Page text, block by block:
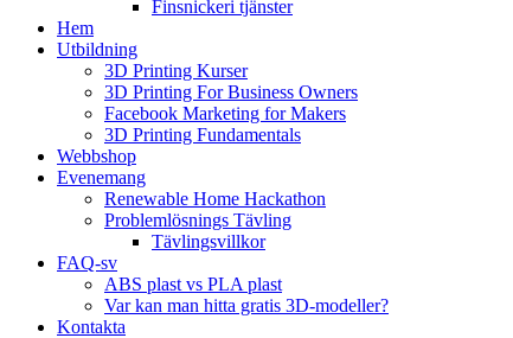
Finsnickeri tjänster
Hem
Utbildning
3D Printing Kurser
3D Printing For Business Owners
Facebook Marketing for Makers
3D Printing Fundamentals
Webbshop
Evenemang
Renewable Home Hackathon
Problemlösnings Tävling
Tävlingsvillkor
FAQ-sv
ABS plast vs PLA plast
Var kan man hitta gratis 3D-modeller?
Kontakta